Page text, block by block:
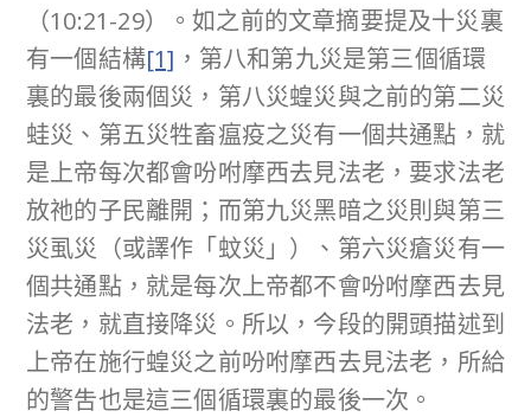
（10:21-29）。如之前的文章摘要提及十災裏
有一個結構[1] ，第八和第九災是第三個循環
裏的最後兩個災，第八災蝗災與之前的第二災
蛙災、第五災牲畜瘟疫之災有一個共通點，就
是上帝每次都會吩咐摩西去見法老，要求法老
放祂的子民離開；而第九災黑暗之災則與第三
災虱災（或譯作「蚊災」）、第六災瘡災有一
個共通點，就是每次上帝都不會吩咐摩西去見
法老，就直接降災。所以，今段的開頭描述到
上帝在施行蝗災之前吩咐摩西去見法老，所給
的警吿也是這三個循環裏的最後一次。